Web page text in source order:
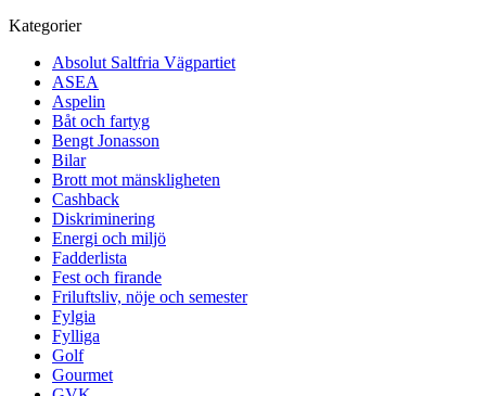
Kategorier
Absolut Saltfria Vägpartiet
ASEA
Aspelin
Båt och fartyg
Bengt Jonasson
Bilar
Brott mot mänskligheten
Cashback
Diskriminering
Energi och miljö
Fadderlista
Fest och firande
Friluftsliv, nöje och semester
Fylgia
Fylliga
Golf
Gourmet